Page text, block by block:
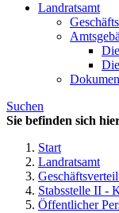
Landratsamt
Suchen
Sie befinden sich
Start
Landratsamt
Stabsstelle II -
Öffentlicher